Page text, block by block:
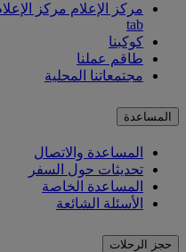
مركز الإعلام
tab
كوكبنا
طاقم عملنا
مجتمعاتنا المحلية
المساعدة
المساعدة والاتصال
تحديثات حول السفر
المساعدة الخاصة
الأسئلة الشائعة
حجز الرحلات